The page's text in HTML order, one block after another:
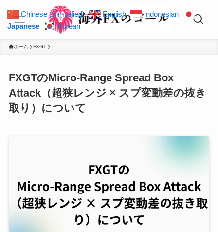
ホーム FXGT
FXGTのMicro-Range Spread Box
Attack（超狭レンジ × スプ変動差の抜き
取り）について
Chinese (Simplified) English
Indonesian
Japanese
Korean